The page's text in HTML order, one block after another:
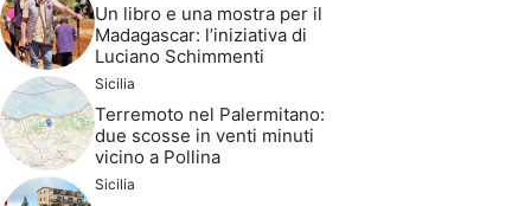
Un libro e una mostra per il
Madagascar: l’iniziativa di
Luciano Schimmenti
Sicilia
Terremoto nel Palermitano:
due scosse in venti minuti
vicino a Pollina
Sicilia